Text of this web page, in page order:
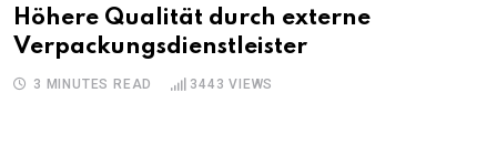
Höhere Qualität durch externe
Verpackungsdienstleister
3 MINUTES READ 3443 VIEWS